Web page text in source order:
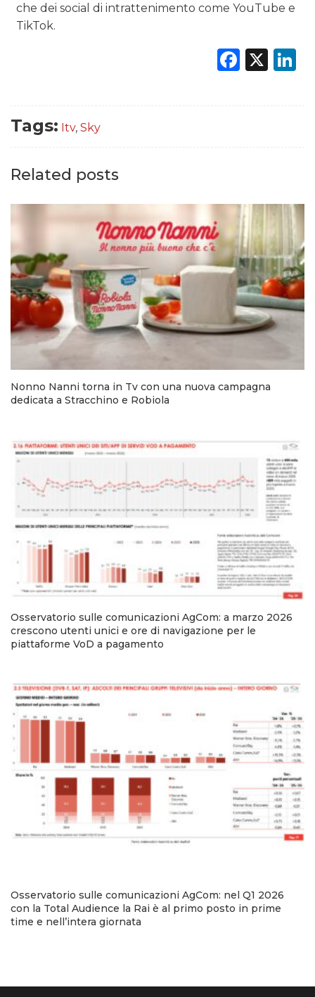
che dei social di intrattenimento come YouTube e
TikTok.
X
Tags: Itv, Sky
Related posts
Nonno Nanni torna in Tv con una nuova campagna
dedicata a Stracchino e Robiola
Osservatorio sulle comunicazioni AgCom: a marzo 2026
crescono utenti unici e ore di navigazione per le
piattaforme VoD a pagamento
Osservatorio sulle comunicazioni AgCom: nel Q1 2026
con la Total Audience la Rai è al primo posto in prime
time e nell’intera giornata